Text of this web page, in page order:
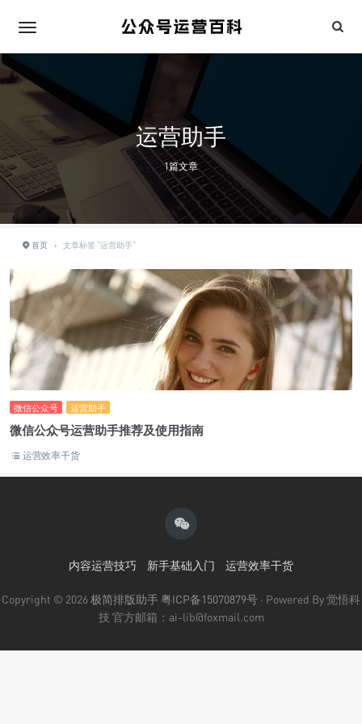
运营助手
1篇文章
首页 › 文章标签 "运营助手"
微信公众号 运营助手
微信公众号运营助手推荐及使用指南
运营效率干货
内容运营技巧 新手基础入门 运营效率干货
Copyright © 2026极简排版助手粤ICP备15070879号 · Powered By 觉悟科
技 官方邮箱：ai-lib@foxmail.com